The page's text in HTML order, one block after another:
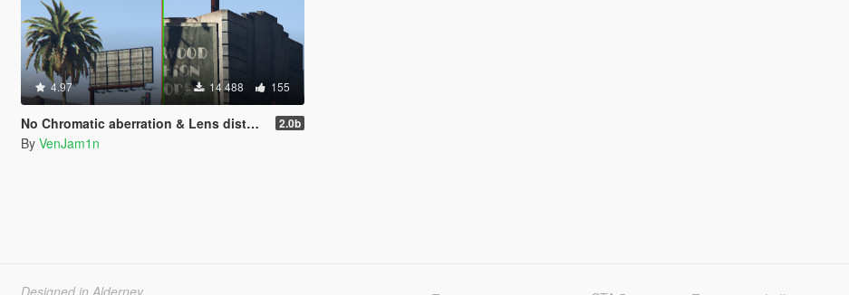
4.97 14 488 155
No Chromatic aberration & Lens distortion 2.0b
By VenJam1n
Designed in Alderney